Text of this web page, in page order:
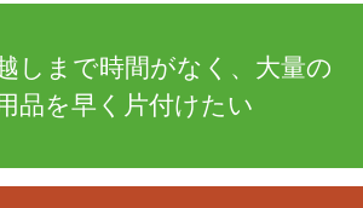
しまで時間がなく、大量の
品を早く片付けたい